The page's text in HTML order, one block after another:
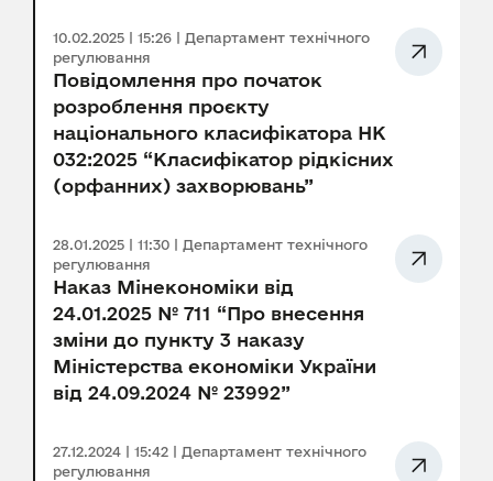
10.02.2025 | 15:26 | Департамент технічного
регулювання
Повідомлення про початок
розроблення проєкту
національного класифікатора НК
032:2025 “Класифікатор рідкісних
(орфанних) захворювань”
28.01.2025 | 11:30 | Департамент технічного
регулювання
Наказ Мінекономіки від
24.01.2025 № 711 “Про внесення
зміни до пункту 3 наказу
Міністерства економіки України
від 24.09.2024 № 23992”
27.12.2024 | 15:42 | Департамент технічного
регулювання